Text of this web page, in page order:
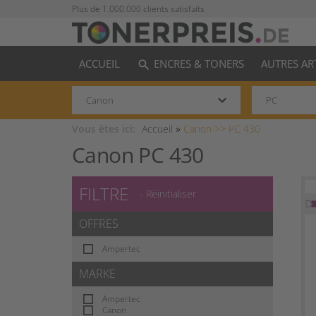
Plus de 1.000.000 clients satisfaits
ACCUEIL search ENCRES & TONERS AUTRES
keyboard_arrow_down
Accueil » Canon >> PC 430
Canon PC 430
FILTRE - Réinitialiser
OFFRES
Ampertec
MARKE
Ampertec
Canon